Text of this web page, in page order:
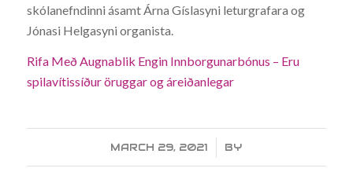
skólanefndinni ásamt Árna Gíslasyni leturgrafara og
Jónasi Helgasyni organista.
Rifa Með Augnablik Engin Innborgunarbónus – Eru
spilavítissíður öruggar og áreiðanlegar
MARCH 29, 2021
/ BY